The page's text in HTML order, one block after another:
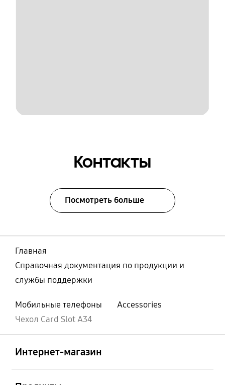
Контакты
Посмотреть больше
Главная
Справочная документация по продукции и
службы поддержки
Мобильные телефоны
Accessories
Чехол Card Slot A34
Интернет-магазин